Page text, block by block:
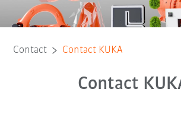
Contact Contact KUKA
Contact